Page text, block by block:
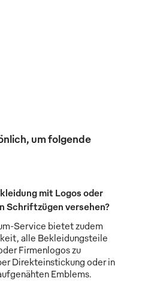
um folgende
mit Logos oder
Schriftzügen versehen?
Service bietet zudem
alle Bekleidungsteile
Firmenlogos zu
Direkteinstickung oder in
Emblems.